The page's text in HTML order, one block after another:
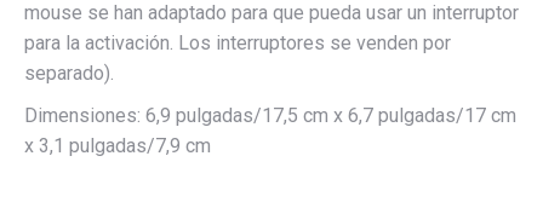
mouse se han adaptado para que pueda usar un interruptor
para la activación. Los interruptores se venden por
separado).
Dimensiones: 6,9 pulgadas/17,5 cm x 6,7 pulgadas/17 cm
x 3,1 pulgadas/7,9 cm